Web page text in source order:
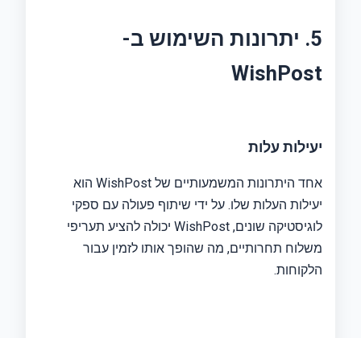
5. יתרונות השימוש ב-
WishPost
יעילות עלות
אחד היתרונות המשמעותיים של WishPost הוא
יעילות העלות שלו. על ידי שיתוף פעולה עם ספקי
לוגיסטיקה שונים, WishPost יכולה להציע תעריפי
משלוח תחרותיים, מה שהופך אותו לזמין עבור
הלקוחות.